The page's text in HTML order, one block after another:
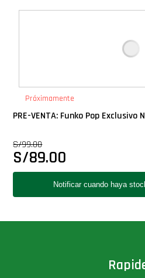
Exclusivos
Gift Cards
Llaveros Pop
Moments
Movie Poster
Próximamente
PRE-VENTA: Funko Pop Exclusivo
S/99.00
S/89.00